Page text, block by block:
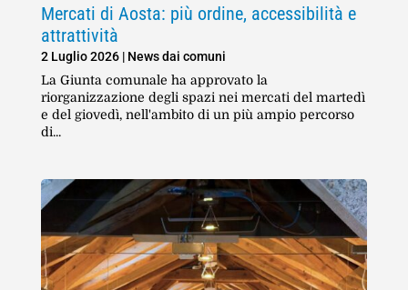
Mercati di Aosta: più ordine, accessibilità e
attrattività
2 Luglio 2026| News dai comuni
La Giunta comunale ha approvato la
riorganizzazione degli spazi nei mercati del martedì
e del giovedì, nell'ambito di un più ampio percorso
di...